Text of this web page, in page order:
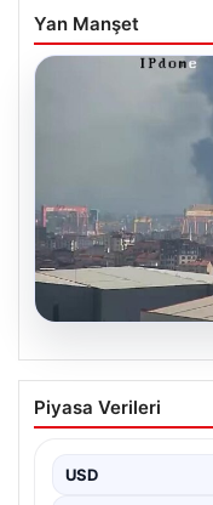
Yan Manşet
07.08.2026
Tuzla’da işçi
yangın
kişinin kaldığı işçi
Piyasa Verileri
USD